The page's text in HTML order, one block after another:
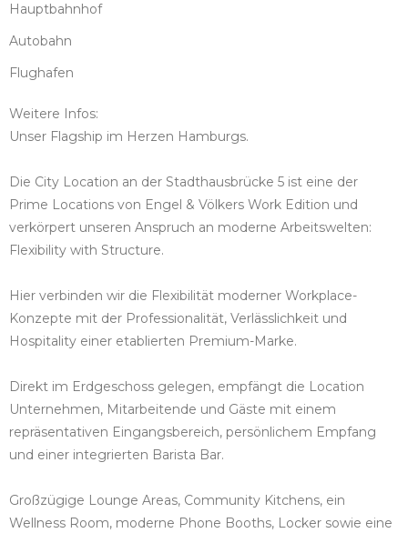
Hauptbahnhof
Autobahn
Flughafen
Weitere Infos:
Unser Flagship im Herzen Hamburgs.
Die City Location an der Stadthausbrücke 5 ist eine der
Prime Locations von Engel & Völkers Work Edition und
verkörpert unseren Anspruch an moderne Arbeitswelten:
Flexibility with Structure.
Hier verbinden wir die Flexibilität moderner Workplace-
Konzepte mit der Professionalität, Verlässlichkeit und
Hospitality einer etablierten Premium-Marke.
Direkt im Erdgeschoss gelegen, empfängt die Location
Unternehmen, Mitarbeitende und Gäste mit einem
repräsentativen Eingangsbereich, persönlichem Empfang
und einer integrierten Barista Bar.
Großzügige Lounge Areas, Community Kitchens, ein
Wellness Room, moderne Phone Booths, Locker sowie eine